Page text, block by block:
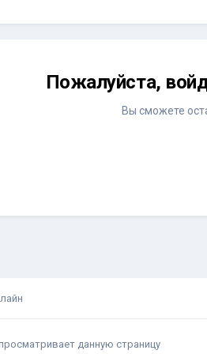
Пожалуйста,
Вы сможете
данную страницу